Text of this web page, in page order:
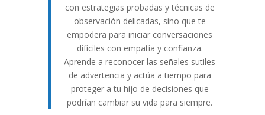
con estrategias probadas y técnicas de
observación delicadas, sino que te
empodera para iniciar conversaciones
difíciles con empatía y confianza.
Aprende a reconocer las señales sutiles
de advertencia y actúa a tiempo para
proteger a tu hijo de decisiones que
podrían cambiar su vida para siempre.